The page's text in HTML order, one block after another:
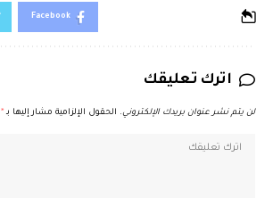
Facebook
اترك تعليقك
لن يتم نشر عنوان بريدك الإلكتروني. الحقول الإلزامية مشار إليها بـ *